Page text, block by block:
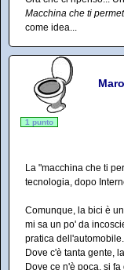
Macchina che ti
come idea...
1 punto
La "macchina che ti
tecnologia, dopo
Comunque, la bici è
mi sa un po' da
pratica dell'automobile.
Dove c'è tanta gente,
Dove ce n'è poca, si fa